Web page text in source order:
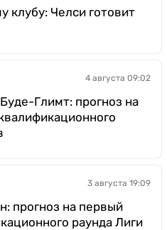
клубу: Челси готовит
4 августа 09:02
Глимт: прогноз на
3 августа 19:09
прогноз на первый
раунда Лиги